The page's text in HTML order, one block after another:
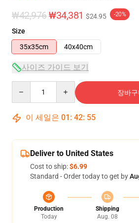
₩42,976₩34,381 $24.95 -20%
Size
35x35cm
40x40cm
사이즈 가이드 보기
장바
이 세일은 01 : 42: 54
Deliver to United States
Cost to ship:$6.99
Standard - Order today to get by
Production
Today
Shipping
Aug. 08